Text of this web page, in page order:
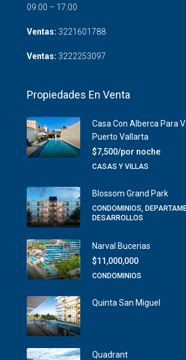
09:00 – 17:00
Ventas: 3221601788
Ventas: 3222253097
Propiedades En Venta
Casa Con Alberca Para
Puerto Vallarta
$7,500/por noche
CASAS Y VILLAS
Blossom Grand Park
CONDOMINIOS,
DESARROLLOS
Narval Bucerias
$11,000,000
CONDOMINIOS
Quinta San Miguel
Quadrant